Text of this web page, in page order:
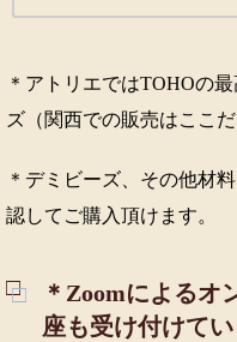
＊アトリエではTOHOの
ズ（関西での販売はここだ
＊デミビーズ、その他材
認してご購入頂けます。
＊Zoomによるオ
座も受け付けてい